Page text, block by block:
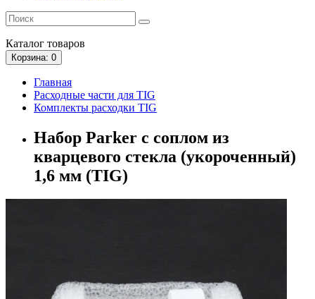
Каталог товаров
Корзина: 0
Главная
Расходные части для TIG
Комплекты расходки TIG
Набор Parker с соплом из
кварцевого стекла (укороченный)
1,6 мм (TIG)